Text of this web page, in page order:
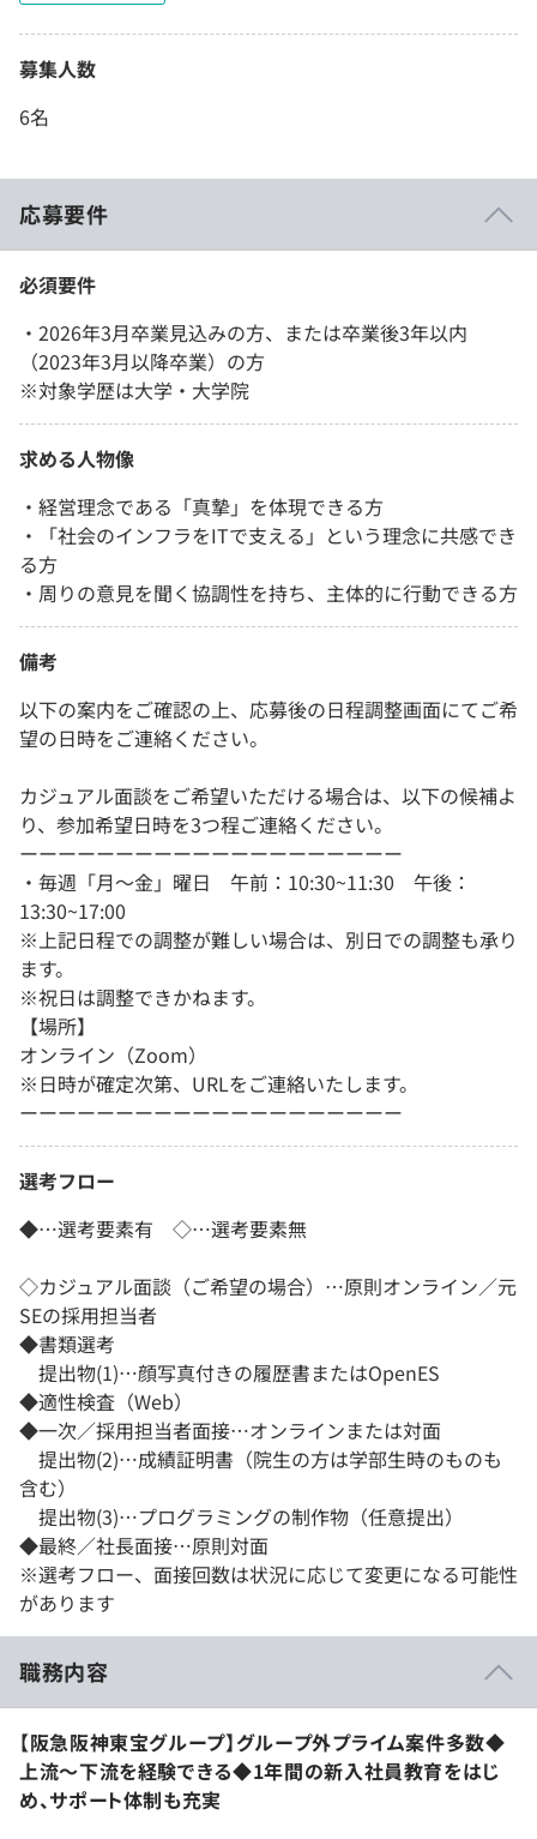
募集人数
6名
応募要件
必須要件
・2026年3月卒業見込みの方、または卒業後3年以内
（2023年3月以降卒業）の方
※対象学歴は大学・大学院
求める人物像
・経営理念である「真摯」を体現できる方
・「社会のインフラをITで支える」という理念に共感でき
る方
・周りの意見を聞く協調性を持ち、主体的に行動できる方
備考
以下の案内をご確認の上、応募後の日程調整画面にてご希
望の日時をご連絡ください。
カジュアル面談をご希望いただける場合は、以下の候補よ
り、参加希望日時を3つ程ご連絡ください。
ーーーーーーーーーーーーーーーーーーーー
・毎週「月～金」曜日 午前：10:30~11:30 午後：
13:30~17:00
※上記日程での調整が難しい場合は、別日での調整も承り
ます。
※祝日は調整できかねます。
【場所】
オンライン（Zoom）
※日時が確定次第、URLをご連絡いたします。
ーーーーーーーーーーーーーーーーーーーー
選考フロー
◆…選考要素有 ◇…選考要素無
◇カジュアル面談（ご希望の場合）…原則オンライン／元
SEの採用担当者
◆書類選考
提出物(1)…顔写真付きの履歴書またはOpenES
◆適性検査（Web）
◆一次／採用担当者面接…オンラインまたは対面
提出物(2)…成績証明書（院生の方は学部生時のものも
含む）
提出物(3)…プログラミングの制作物（任意提出）
◆最終／社長面接…原則対面
※選考フロー、面接回数は状況に応じて変更になる可能性
があります
職務内容
【阪急阪神東宝グループ】グループ外プライム案件多数◆
上流～下流を経験できる◆1年間の新入社員教育をはじ
め、サポート体制も充実